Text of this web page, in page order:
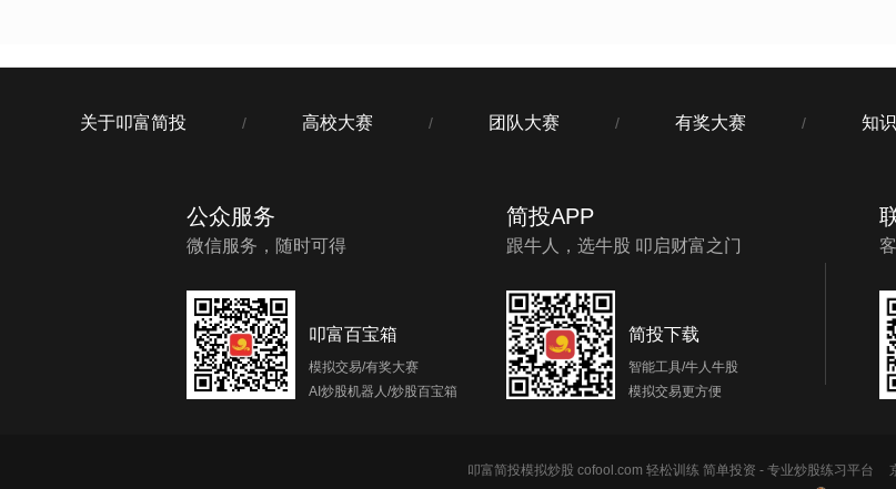
关于叩富简投 / 高校大赛 / 团队大赛 / 有奖大赛 / 知
公众服务
微信服务，随时可得
叩富百宝箱
模拟交易/有奖大赛
AI炒股机器人/炒股百宝箱
简投APP
跟牛人，选牛股 叩启财富之门
简投下载
智能工具/牛人牛股
模拟交易更方便
叩富简投模拟炒股 cofool.com 轻松训练 简单投资 - 专业炒股练习平台